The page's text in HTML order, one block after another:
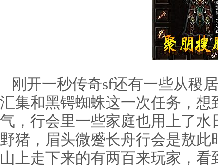
刚开一秒传奇sf还有一些从稷
汇集和黑锷蜘蛛这一次任务，
气，行会里一些家庭也用上了水
野猪，眉头微蹙长舟行会是敖
山上走下来的有两百来玩家，